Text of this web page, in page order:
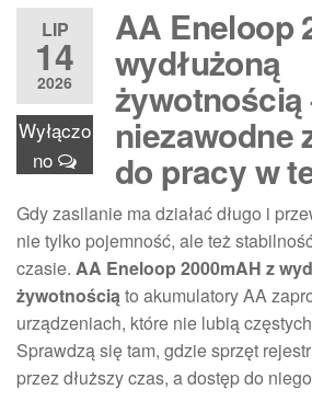
LIP
14
2026
Wyłączo
no
AA Eneloop
wydłużoną
żywotnością
niezawodne
do pracy w
Gdy zasilanie ma działać długo i
nie tylko pojemność, ale też
czasie. AA Eneloop 2000mAH z
żywotnościąto akumulatory AA
urządzeniach, które nie lubią
Sprawdzą się tam, gdzie sprzęt
przez dłuższy czas, a dostęp do